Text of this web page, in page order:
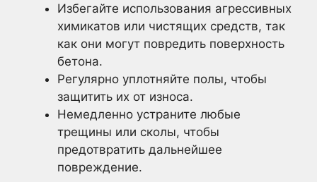
Избегайте использования агрессивных
химикатов или чистящих средств, так
как они могут повредить поверхность
бетона.
Регулярно уплотняйте полы, чтобы
защитить их от износа.
Немедленно устраните любые
трещины или сколы, чтобы
предотвратить дальнейшее
повреждение.